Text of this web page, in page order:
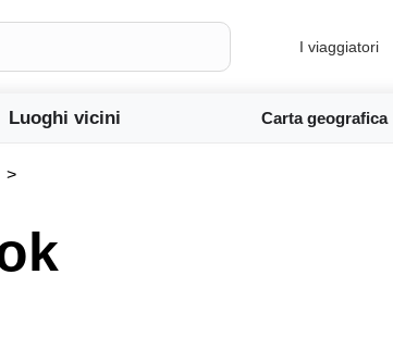
I viaggiatori
Luoghi vicini Carta geografica